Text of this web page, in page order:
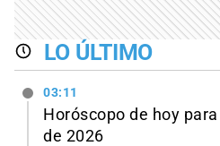
LO ÚLTIMO
03:11
Horóscopo de hoy
de 2026